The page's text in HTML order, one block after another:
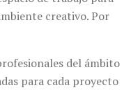
creativo. Por
del ámbito
para cada proyecto